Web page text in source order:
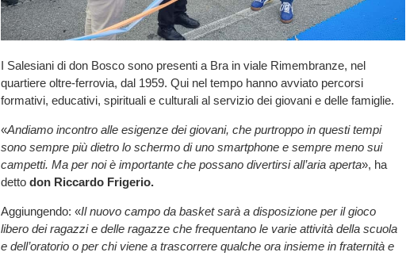
I Salesiani di don Bosco sono presenti a Bra in viale Rimembranze, nel
quartiere oltre-ferrovia, dal 1959. Qui nel tempo hanno avviato percorsi
formativi, educativi, spirituali e culturali al servizio dei giovani e delle famiglie.
«Andiamo incontro alle esigenze dei giovani, che purtroppo in questi tempi
sono sempre più dietro lo schermo di uno smartphone e sempre meno sui
campetti. Ma per noi è importante che possano divertirsi all’aria aperta», ha
detto don Riccardo Frigerio.
Aggiungendo: «Il nuovo campo da basket sarà a disposizione per il gioco
libero dei ragazzi e delle ragazze che frequentano le varie attività della scuola
e dell’oratorio o per chi viene a trascorrere qualche ora insieme in fraternità e